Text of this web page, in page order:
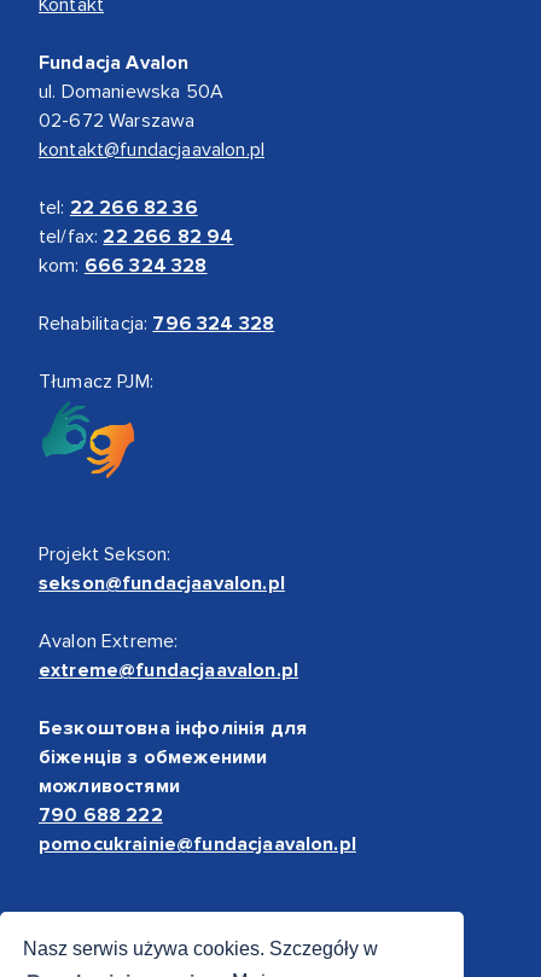
Nasz serwis używa cookies. Szczegóły w
Fundacja Avalon
ul. Domaniewska 50A
02-672 Warszawa
kontakt@fundacjaavalon.pl
tel: 22 266 82 36
tel/fax: 22 266 82 94
kom: 666 324 328
Rehabilitacja: 796 324 328
Tłumacz PJM:
Projekt Sekson:
sekson@fundacjaavalon.pl
Avalon Extreme:
extreme@fundacjaavalon.pl
Безкоштовна інфолінія для
біженців з обмеженими
можливостями
790 688 222
pomocukrainie@fundacjaavalon.pl
Bezpieczne płatności